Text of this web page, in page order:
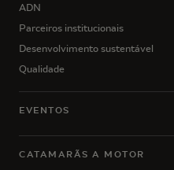
ADN
Parceiros institucionais
Desenvolvimento sustentável
Qualidade
EVENTOS
CATAMARÃS A MOTOR